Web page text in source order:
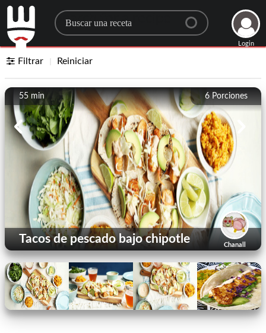
Search for a recipe
Login
Filtrar Reiniciar
6 Porciones
55 min
Chanall
Tacos de pescado bajo chipotle